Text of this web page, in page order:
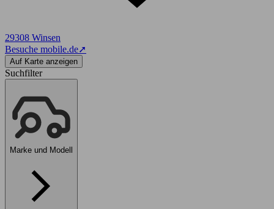
29308 Winsen
Besuche mobile.de➚
Auf Karte anzeigen
Suchfilter
Marke und Modell